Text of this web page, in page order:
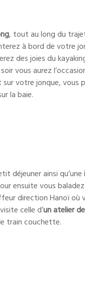
, tout au long du
à bord de votre
des joies du
vous aurez
votre jonque, vous
la baie.
déjeuner ainsi qu’une
ensuite vous
direction Hanoï où
celle d’un atelier
train couchette.